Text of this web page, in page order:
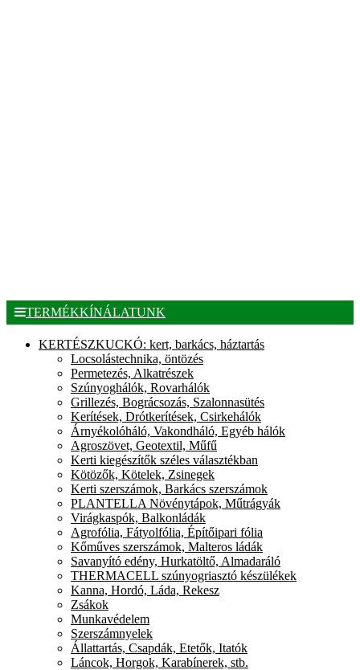
TERMÉKKÍNÁLATUNK
KERTÉSZKUCKÓ: kert, barkács, háztartás
Locsolástechnika, öntözés
Permetezés, Alkatrészek
Szúnyoghálók, Rovarhálók
Grillezés, Bográcsozás, Szalonnasütés
Kerítések, Drótkerítések, Csirkehálók
Árnyékolóháló, Vakondháló, Egyéb hálók
Agroszövet, Geotextil, Műfű
Kerti kiegészítők széles választékban
Kötözők, Kötelek, Zsinegek
Kerti szerszámok, Barkács szerszámok
PLANTELLA Növénytápok, Műtrágyák
Virágkaspók, Balkonládák
Agrofólia, Fátyolfólia, Építőipari fólia
Kőműves szerszámok, Malteros ládák
Savanyító edény, Hurkatöltő, Almadaráló
THERMACELL szúnyogriasztó készülékek
Kanna, Hordó, Láda, Rekesz
Zsákok
Munkavédelem
Szerszámnyelek
Állattartás, Csapdák, Etetők, Itatók
Láncok, Horgok, Karabínerek, stb.